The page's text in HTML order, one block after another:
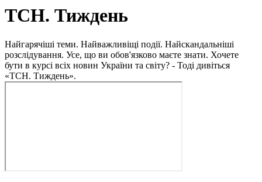
ТСН. Тиждень
Найгарячіші теми. Найважливіщі події. Найскандальніші
розслідування. Усе, що ви обов'язково маєте знати. Хочете
бути в курсі всіх новин України та світу? - Тоді дивіться
«ТСН. Тиждень».